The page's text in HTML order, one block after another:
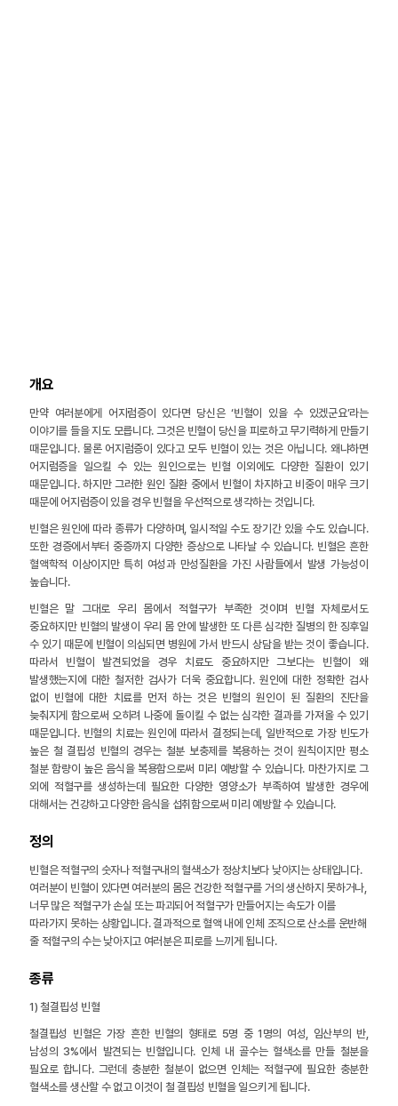
개요
만약 여러분에게 어지럼증이 있다면 당신은 ‘빈혈이 있을 수 있겠군요’라는
이야기를 들을 지도 모릅니다. 그것은 빈혈이 당신을 피로하고 무기력하게 만들기
때문입니다. 물론 어지럼증이 있다고 모두 빈혈이 있는 것은 아닙니다. 왜냐하면
어지럼증을 일으킬 수 있는 원인으로는 빈혈 이외에도 다양한 질환이 있기
때문입니다. 하지만 그러한 원인 질환 중에서 빈혈이 차지하고 비중이 매우 크기
때문에 어지럼증이 있을 경우 빈혈을 우선적으로 생각하는 것입니다.
빈혈은 원인에 따라 종류가 다양하며, 일시적일 수도 장기간 있을 수도 있습니다.
또한 경증에서부터 중증까지 다양한 증상으로 나타날 수 있습니다. 빈혈은 흔한
혈액학적 이상이지만 특히 여성과 만성질환을 가진 사람들에서 발생 가능성이
높습니다.
빈혈은 말 그대로 우리 몸에서 적혈구가 부족한 것이며 빈혈 자체로서도
중요하지만 빈혈의 발생이 우리 몸 안에 발생한 또 다른 심각한 질병의 한 징후일
수 있기 때문에 빈혈이 의심되면 병원에 가서 반드시 상담을 받는 것이 좋습니다.
따라서 빈혈이 발견되었을 경우 치료도 중요하지만 그보다는 빈혈이 왜
발생했는지에 대한 철저한 검사가 더욱 중요합니다. 원인에 대한 정확한 검사
없이 빈혈에 대한 치료를 먼저 하는 것은 빈혈의 원인이 된 질환의 진단을
늦춰지게 함으로써 오히려 나중에 돌이킬 수 없는 심각한 결과를 가져올 수 있기
때문입니다. 빈혈의 치료는 원인에 따라서 결정되는데, 일반적으로 가장 빈도가
높은 철 결핍성 빈혈의 경우는 철분 보충제를 복용하는 것이 원칙이지만 평소
철분 함량이 높은 음식을 복용함으로써 미리 예방할 수 있습니다. 마찬가지로 그
외에 적혈구를 생성하는데 필요한 다양한 영양소가 부족하여 발생한 경우에
대해서는 건강하고 다양한 음식을 섭취함으로써 미리 예방할 수 있습니다.
정의
빈혈은 적혈구의 숫자나 적혈구내의 혈색소가 정상치보다 낮아지는 상태입니다.
여러분이 빈혈이 있다면 여러분의 몸은 건강한 적혈구를 거의 생산하지 못하거나,
너무 많은 적혈구가 손실 또는 파괴되어 적혈구가 만들어지는 속도가 이를
따라가지 못하는 상황입니다. 결과적으로 혈액 내에 인체 조직으로 산소를 운반해
줄 적혈구의 수는 낮아지고 여러분은 피로를 느끼게 됩니다.
종류
1) 철결핍성 빈혈
철결핍성 빈혈은 가장 흔한 빈혈의 형태로 5명 중 1명의 여성, 임산부의 반,
남성의 3%에서 발견되는 빈혈입니다. 인체 내 골수는 혈색소를 만들 철분을
필요로 합니다. 그런데 충분한 철분이 없으면 인체는 적혈구에 필요한 충분한
혈색소를 생산할 수 없고 이것이 철 결핍성 빈혈을 일으키게 됩니다.